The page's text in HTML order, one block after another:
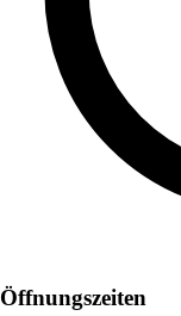
Öffnungszeiten